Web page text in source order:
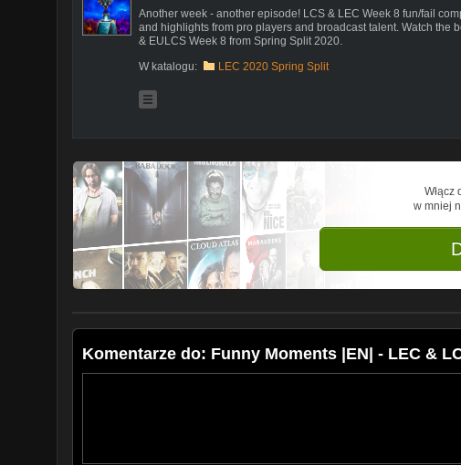
Another week - another episode! LCS & LEC Week 8 fun/fail
and highlights from pro players and broadcast talent. Watch the
& EULCS Week 8 from Spring Split 2020.
W katalogu:
LEC 2020 Spring Split
Włącz
w mniej
Komentarze do: Funny Moments |EN| - LEC &